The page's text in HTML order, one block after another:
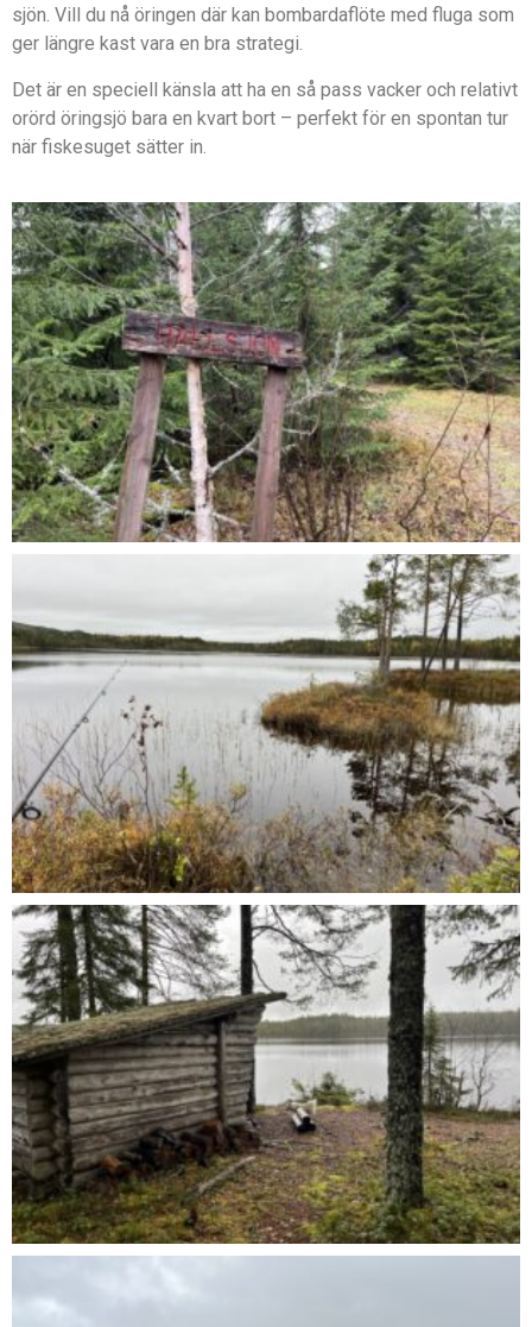
sjön. Vill du nå öringen där kan bombardaflöte med fluga som
ger längre kast vara en bra strategi.
Det är en speciell känsla att ha en så pass vacker och relativt
orörd öringsjö bara en kvart bort – perfekt för en spontan tur
när fiskesuget sätter in.